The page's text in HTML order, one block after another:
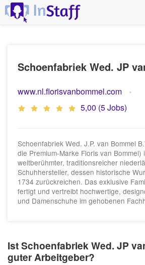
Schoenfabriek Wed. JP
www.nl.florisvanbommel.com
5,00 (5 Jobs)
Schoenfabriek Wed. J.P. van Bommel
die Premium-Marke Floris van Bommel)
weltberühmter, traditionsreicher
Schuhhersteller, dessen historische
1734 zurückreichen. Das exklusive
fertigt und vertreibt hochwertige,
und Damenschuhe im gehobenen
Ist Schoenfabriek Wed. JP
guter Arbeitgeber?